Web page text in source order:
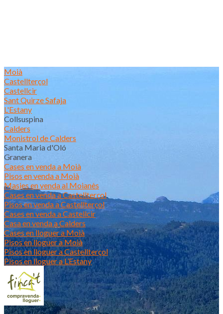
Moià
Castellterçol
Castellcir
Sant Quirze Safaja
L'Estany
Collsuspina
Calders
Monistrol de Calders
Santa Maria d'Oló
Granera
Cases en venda a Moià
Pisos en venda a Moià
Masies en venda al Moianès
Cases en venda a Castellterçol
Pisos en venda a Castellterçol
Cases en venda a Castellcir
Casa en venda a Calders
Cases en lloguer a Moià
Pisos en lloguer a Moià
Pisos en lloguer a Castellterçol
Pisos en lloguer a L’Estany